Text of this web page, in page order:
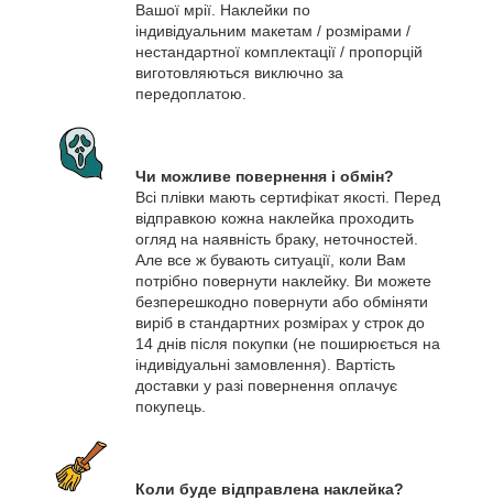
Вашої мрії. Наклейки по
індивідуальним макетам / розмірами /
нестандартної комплектації / пропорцій
виготовляються виключно за
передоплатою.
Чи можливе повернення і обмін?
Всі плівки мають сертифікат якості. Перед
відправкою кожна наклейка проходить
огляд на наявність браку, неточностей.
Але все ж бувають ситуації, коли Вам
потрібно повернути наклейку. Ви можете
безперешкодно повернути або обміняти
виріб в стандартних розмірах у строк до
14 днів після покупки (не поширюється на
індивідуальні замовлення). Вартість
доставки у разі повернення оплачує
покупець.
Коли буде відправлена наклейка?